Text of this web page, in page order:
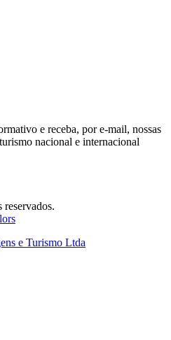
e receba, por e-mail, nossas
nacional e internacional